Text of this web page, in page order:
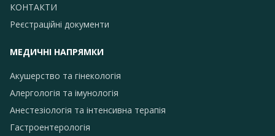
КОНТАКТИ
Реєстраційні документи
МЕДИЧНІ НАПРЯМКИ
Акушерство та гінекологія
Алергологія та імунологія
Анестезіологія та інтенсивна терапія
Гастроентерологія